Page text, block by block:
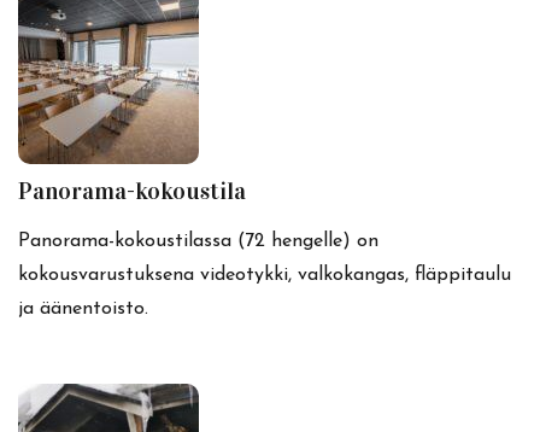
Panorama-kokoustila
Panorama-kokoustilassa (72 hengelle) on
kokousvarustuksena videotykki, valkokangas, fläppitaulu
ja äänentoisto.